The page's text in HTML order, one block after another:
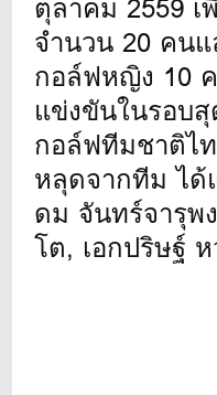
จำนวน 20 คน
กอล์ฟหญิง 10
แข่งขันในรอบ
กอล์ฟทีมชาติไ
หลุดจากทีม ไ
ดม จันทร์จารุพ
โต, เอกปริษฐ์